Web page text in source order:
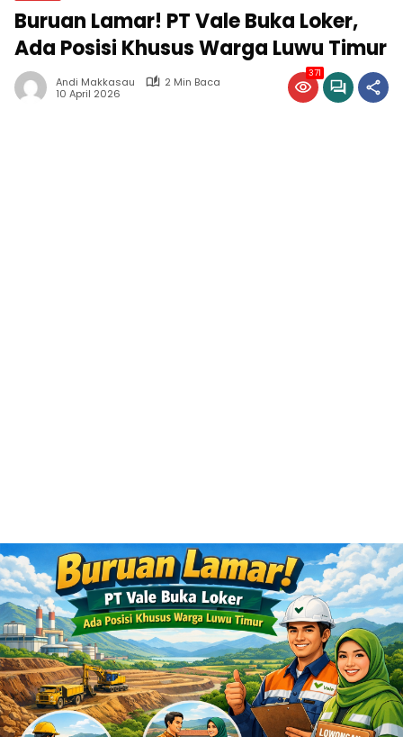
Buruan Lamar! PT Vale Buka Loker,
Ada Posisi Khusus Warga Luwu Timur
Andi Makkasau
2 Min Baca
10 April 2026
371